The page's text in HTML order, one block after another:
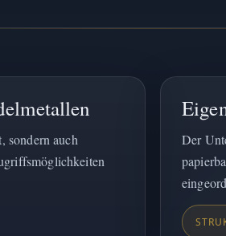
sondern auch
Der